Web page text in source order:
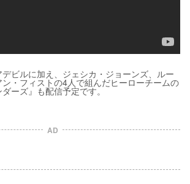
ビルに加え、ジェシカ・ジョーンズ、ルー
・フィストの4人で組んだヒーローチームの
ーズ』も配信予定です。
AD